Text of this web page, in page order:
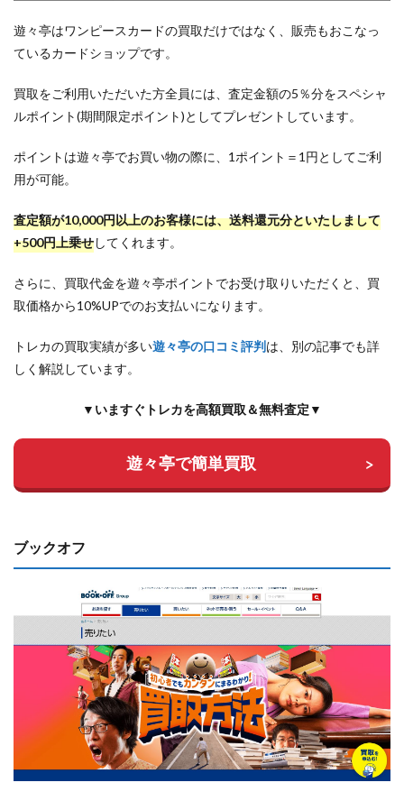
遊々亭はワンピースカードの買取だけではなく、販売もおこなっ
ているカードショップです。
買取をご利用いただいた方全員には、査定金額の5％分をスペシャ
ルポイント(期間限定ポイント)としてプレゼントしています。
ポイントは遊々亭でお買い物の際に、1ポイント＝1円としてご利
用が可能。
査定額が10,000円以上のお客様には、送料還元分といたしまして
+500円上乗せしてくれます。
さらに、買取代金を遊々亭ポイントでお受け取りいただくと、買
取価格から10%UPでのお支払いになります。
トレカの買取実績が多い遊々亭の口コミ評判は、別の記事でも詳
しく解説しています。
▼いますぐトレカを高額買取＆無料査定▼
遊々亭で簡単買取
ブックオフ